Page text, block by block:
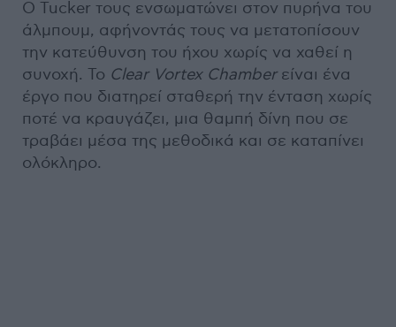
Ο Tucker τους ενσωματώνει στον πυρήνα του
άλμπουμ, αφήνοντάς τους να μετατοπίσουν
την κατεύθυνση του ήχου χωρίς να χαθεί η
συνοχή. Το Clear Vortex Chamberείναι ένα
έργο που διατηρεί σταθερή την ένταση χωρίς
ποτέ να κραυγάζει, μια θαμπή δίνη που σε
τραβάει μέσα της μεθοδικά και σε καταπίνει
ολόκληρο.